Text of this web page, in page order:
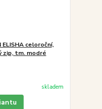
celoroční,
zip, tm. modré
skladem